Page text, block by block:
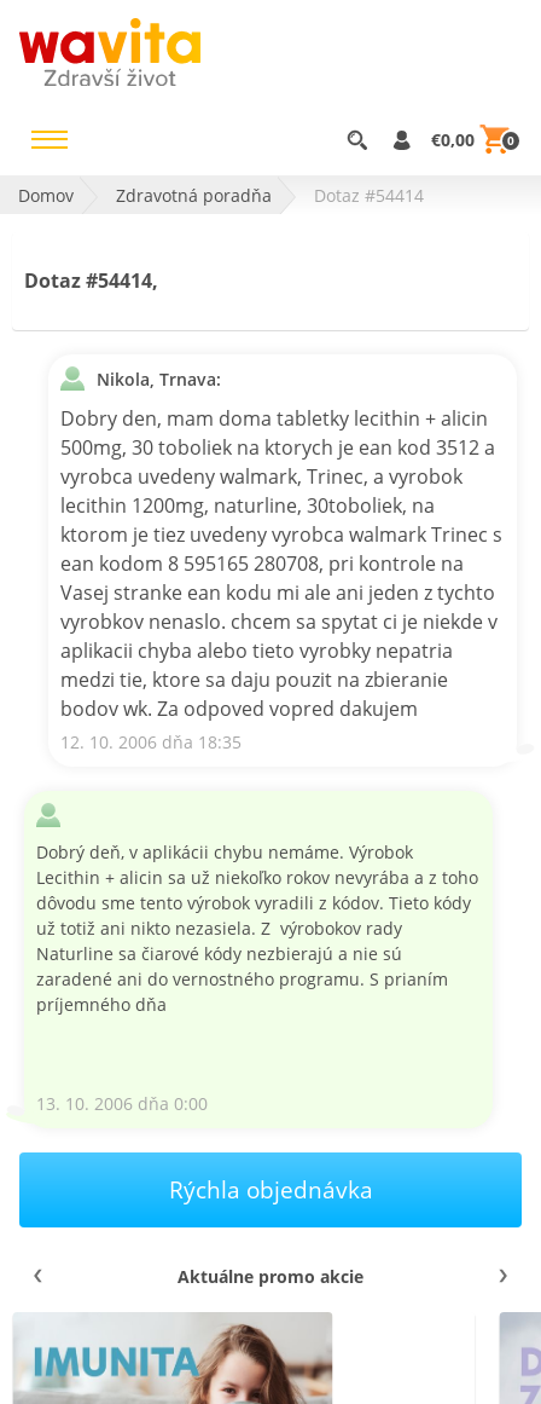
€0,00 0
Domov Zdravotná poradňa Dotaz #54414
Dotaz #54414,
Nikola, Trnava:
Dobry den, mam doma tabletky lecithin + alicin
500mg, 30 toboliek na ktorych je ean kod 3512 a
vyrobca uvedeny walmark, Trinec, a vyrobok
lecithin 1200mg, naturline, 30toboliek, na
ktorom je tiez uvedeny vyrobca walmark Trinec s
ean kodom 8 595165 280708, pri kontrole na
Vasej stranke ean kodu mi ale ani jeden z tychto
vyrobkov nenaslo. chcem sa spytat ci je niekde v
aplikacii chyba alebo tieto vyrobky nepatria
medzi tie, ktore sa daju pouzit na zbieranie
bodov wk. Za odpoved vopred dakujem
12. 10. 2006 dňa 18:35
Dobrý deň, v aplikácii chybu nemáme. Výrobok
Lecithin + alicin sa už niekoľko rokov nevyrába a z toho
dôvodu sme tento výrobok vyradili z kódov. Tieto kódy
už totiž ani nikto nezasiela. Z výrobokov rady
Naturline sa čiarové kódy nezbierajú a nie sú
zaradené ani do vernostného programu. S prianím
príjemného dňa
13. 10. 2006 dňa 0:00
Rýchla objednávka
Aktuálne promo akcie